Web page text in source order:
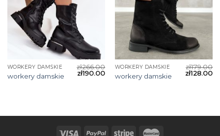
WORKERY DAMSKIE
workery damskie
zł266.00
zł190.00
WORKERY DAMSKIE
workery damskie
zł179.00
zł128.00